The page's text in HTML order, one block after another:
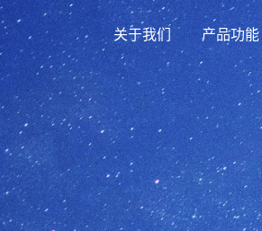
关于我们 产品功能